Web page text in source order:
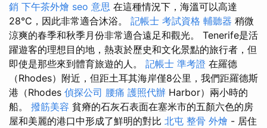
銷 下午茶外燴 seo 意思 在這種情況下，海溫可以高達
28°C，因此非常適合沐浴。 記帳士 考試資格 輔聽器 稍微
涼爽的春季和秋季月份非常適合遠足和觀光。 Tenerife是活
躍遊客的理想目的地，熱衷於歷史和文化景點的旅行者，但
即使是那些來到體育旅遊的人。 記帳士 準考證 在羅德
（Rhodes）附近，但距土耳其海岸僅8公里，我們距羅德斯
港（Rhodes 偵探公司 腰痛 護照代辦 Harbor）兩小時的
船。 撥筋美容 貧瘠的石灰石表面在塞米市的五顏六色的房
屋和美麗的港口中形成了鮮明的對比 北屯 整骨 外燴 - 居住